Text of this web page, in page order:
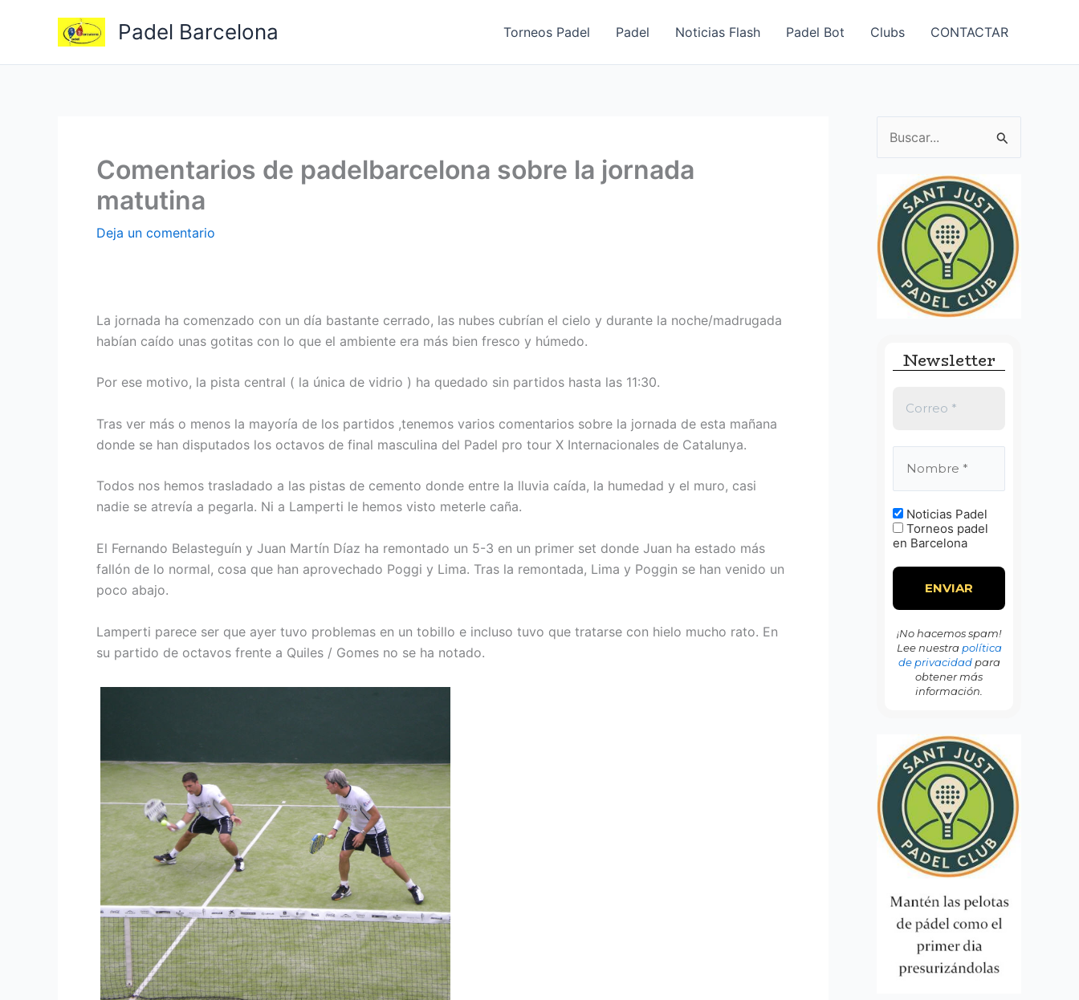
contenido
Padel Barcelona Torneos Padel Padel Noticias Flash Padel Bot Clubs CONTACTAR
Comentarios de padelbarcelona sobre la jornada
matutina
Deja un comentario
La jornada ha comenzado con un día bastante cerrado, las nubes cubrían el cielo y durante la noche/madrugada
habían caído unas gotitas con lo que el ambiente era más bien fresco y húmedo.
Por ese motivo, la pista central ( la única de vidrio ) ha quedado sin partidos hasta las 11:30.
Tras ver más o menos la mayoría de los partidos ,tenemos varios comentarios sobre la jornada de esta mañana
donde se han disputados los octavos de final masculina del Padel pro tour X Internacionales de Catalunya.
Todos nos hemos trasladado a las pistas de cemento donde entre la lluvia caída, la humedad y el muro, casi
nadie se atrevía a pegarla. Ni a Lamperti le hemos visto meterle caña.
El Fernando Belasteguín y Juan Martín Díaz ha remontado un 5-3 en un primer set donde Juan ha estado más
fallón de lo normal, cosa que han aprovechado Poggi y Lima. Tras la remontada, Lima y Poggin se han venido un
poco abajo.
Lamperti parece ser que ayer tuvo problemas en un tobillo e incluso tuvo que tratarse con hielo mucho rato. En
su partido de octavos frente a Quiles / Gomes no se ha notado.
u
a
r
Newsletter
Noticias Padel
Torneos padel
en Barcelona
¡No hacemos spam!
Lee nuestra política
de privacidadpara
obtener más
información.